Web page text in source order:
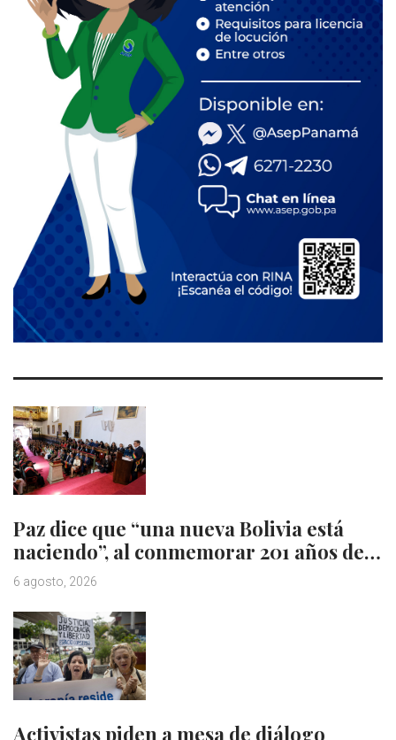
Paz dice que “una nueva Bolivia está
naciendo”, al conmemorar 201 años de…
6 agosto, 2026
Activistas piden a mesa de diálogo